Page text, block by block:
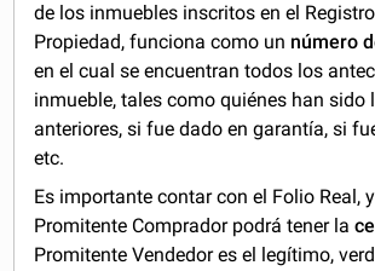
de los inmuebles inscritos en el
Propiedad, funciona como un número
en el cual se encuentran todos los
inmueble, tales como quiénes han sido
anteriores, si fue dado en garantía, si
etc.
Es importante contar con el Folio Real,
Promitente Comprador podrá tener la
Promitente Vendedor es el legítimo,